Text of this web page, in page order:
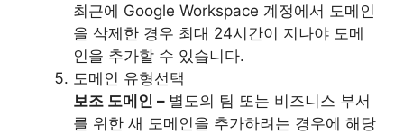
최근에 Google Workspace 계정에서 도메인
을 삭제한 경우 최대 24시간이 지나야 도메
인을 추가할 수 있습니다.
도메인 유형선택
보조 도메인 – 별도의 팀 또는 비즈니스 부서
를 위한 새 도메인을 추가하려는 경우에 해당